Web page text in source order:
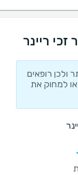
ריינר
ולכן רופאים
למחוק את